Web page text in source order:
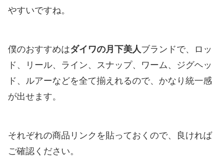
やすいですね。
僕のおすすめはダイワの月下美人ブランドで、ロッ
ド、リール、ライン、スナップ、ワーム、ジグヘッ
ド、ルアーなどを全て揃えれるので、かなり統一感
が出せます。
それぞれの商品リンクを貼っておくので、良ければ
ご確認ください。